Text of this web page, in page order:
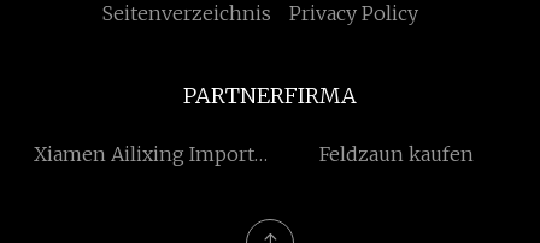
Seitenverzeichnis Privacy Policy
PARTNERFIRMA
Xiamen Ailixing Import
Feldzaun kaufen